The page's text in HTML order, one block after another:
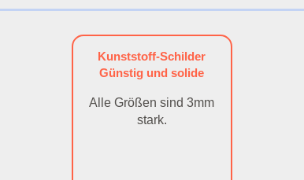
Kunststoff-Schilder
Günstig und solide
Alle Größen sind 3mm
stark.